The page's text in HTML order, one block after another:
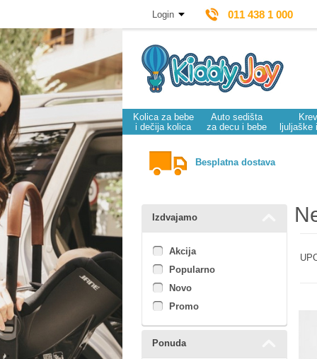
Login 011 438 1 000
Kolica za bebe
i dečija kolica
Auto sedišta
za decu i bebe
ljuljaške
Besplatna dostava
Izdvajamo
Akcija
Popularno
Novo
Promo
Ponuda